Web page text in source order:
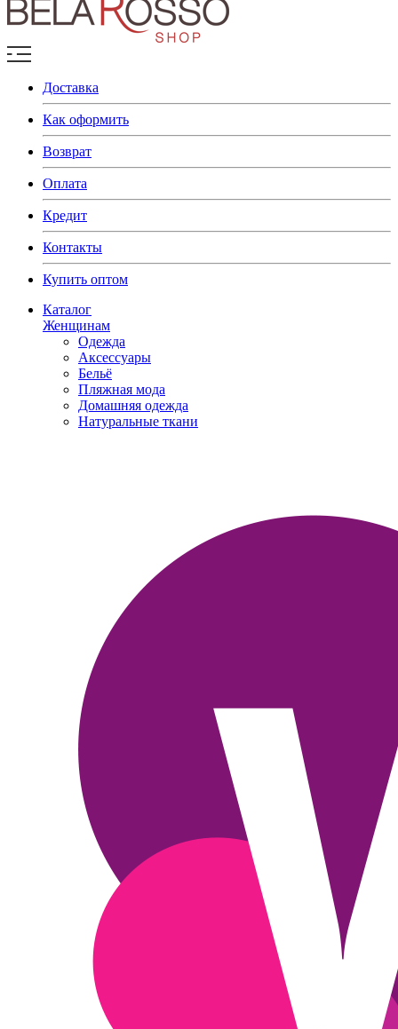
Доставка
Как оформить
Возврат
Оплата
Кредит
Контакты
Купить оптом
Каталог
Женщинам
Одежда
Аксессуары
Бельё
Пляжная мода
Домашняя одежда
Натуральные ткани